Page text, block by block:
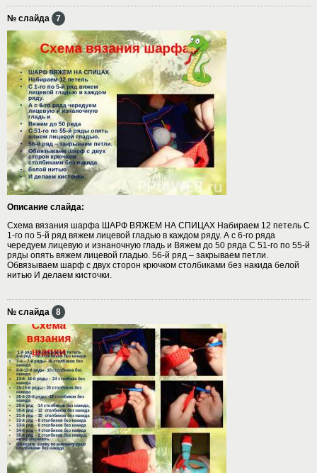
№ слайда 7
Описание слайда:
Схема вязания шарфа ШАРФ ВЯЖЕМ НА СПИЦАХ Набираем 12 петель С
1-го по 5-й ряд вяжем лицевой гладью в каждом ряду. А с 6-го ряда
чередуем лицевую и изнаночную гладь и Вяжем до 50 ряда С 51-го по 55-й
ряды опять вяжем лицевой гладью. 56-й ряд – закрываем петли.
Обвязываем шарф с двух сторон крючком столбиками без накида белой
нитью И делаем кисточки.
№ слайда 8